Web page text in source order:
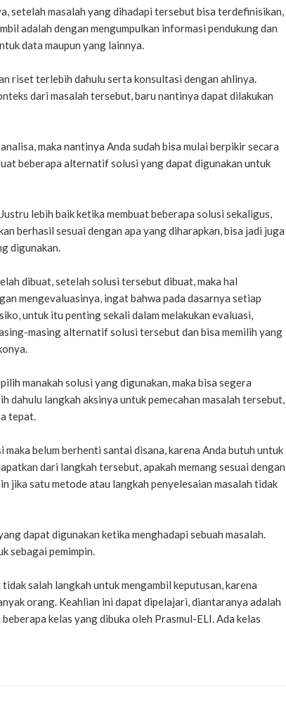
setelah masalah yang dihadapi tersebut bisa terdefinisikan,
adalah dengan mengumpulkan informasi pendukung dan
data maupun yang lainnya.
riset terlebih dahulu serta konsultasi dengan ahlinya.
dari masalah tersebut, baru nantinya dapat dilakukan
maka nantinya Anda sudah bisa mulai berpikir secara
beberapa alternatif solusi yang dapat digunakan untuk
lebih baik ketika membuat beberapa solusi sekaligus,
berhasil sesuai dengan apa yang diharapkan, bisa jadi juga
digunakan.
dibuat, setelah solusi tersebut dibuat, maka hal
mengevaluasinya, ingat bahwa pada dasarnya setiap
untuk itu penting sekali dalam melakukan evaluasi,
masing alternatif solusi tersebut dan bisa memilih yang
manakah solusi yang digunakan, maka bisa segera
dahulu langkah aksinya untuk pemecahan masalah tersebut,
tepat.
belum berhenti santai disana, karena Anda butuh untuk
dari langkah tersebut, apakah memang sesuai dengan
jika satu metode atau langkah penyelesaian masalah tidak
dapat digunakan ketika menghadapi sebuah masalah.
sebagai pemimpin.
salah langkah untuk mengambil keputusan, karena
orang. Keahlian ini dapat dipelajari, diantaranya adalah
kelas yang dibuka oleh Prasmul-ELI. Ada kelas